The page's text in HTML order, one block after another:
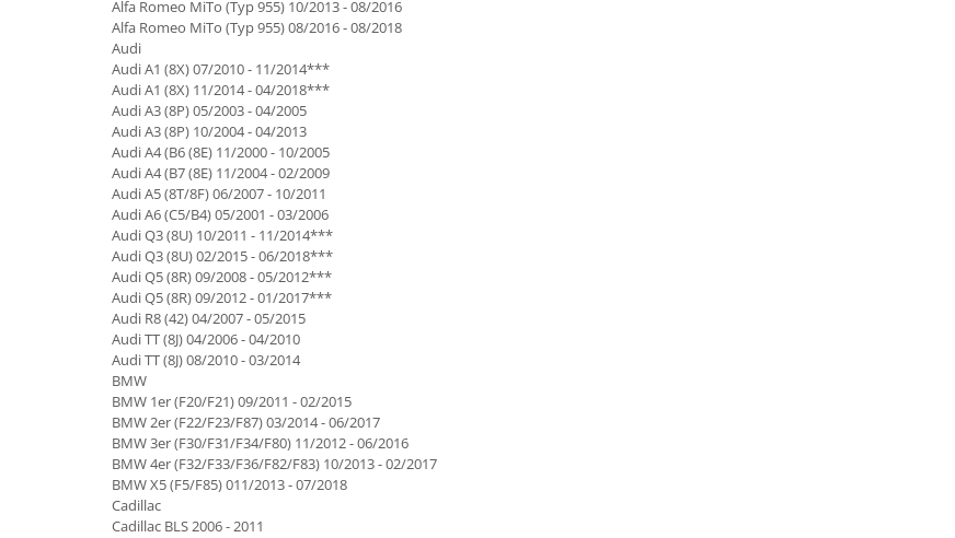
Alfa Romeo MiTo (Typ 955) 10/2013 - 08/2016
Alfa Romeo MiTo (Typ 955) 08/2016 - 08/2018
Audi
Audi A1 (8X) 07/2010 - 11/2014***
Audi A1 (8X) 11/2014 - 04/2018***
Audi A3 (8P) 05/2003 - 04/2005
Audi A3 (8P) 10/2004 - 04/2013
Audi A4 (B6 (8E) 11/2000 - 10/2005
Audi A4 (B7 (8E) 11/2004 - 02/2009
Audi A5 (8T/8F) 06/2007 - 10/2011
Audi A6 (C5/B4) 05/2001 - 03/2006
Audi Q3 (8U) 10/2011 - 11/2014***
Audi Q3 (8U) 02/2015 - 06/2018***
Audi Q5 (8R) 09/2008 - 05/2012***
Audi Q5 (8R) 09/2012 - 01/2017***
Audi R8 (42) 04/2007 - 05/2015
Audi TT (8J) 04/2006 - 04/2010
Audi TT (8J) 08/2010 - 03/2014
BMW
BMW 1er (F20/F21) 09/2011 - 02/2015
BMW 2er (F22/F23/F87) 03/2014 - 06/2017
BMW 3er (F30/F31/F34/F80) 11/2012 - 06/2016
BMW 4er (F32/F33/F36/F82/F83) 10/2013 - 02/2017
BMW X5 (F5/F85) 011/2013 - 07/2018
Cadillac
Cadillac BLS 2006 - 2011